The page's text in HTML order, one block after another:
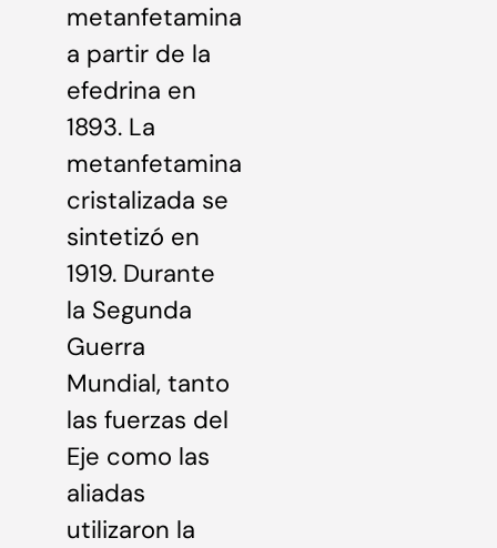
metanfetamina
a partir de la
efedrina en
1893. La
metanfetamina
cristalizada se
sintetizó en
1919. Durante
la Segunda
Guerra
Mundial, tanto
las fuerzas del
Eje como las
aliadas
utilizaron la